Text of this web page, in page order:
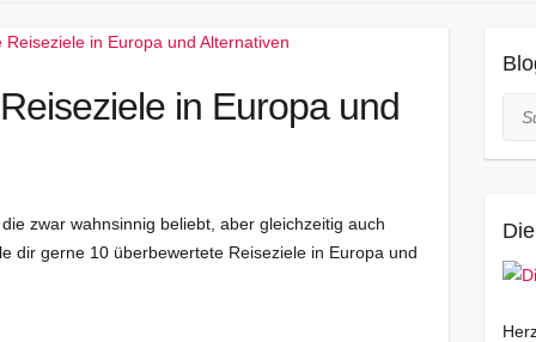
in Europa und
zwar wahnsinnig beliebt, aber gleichzeitig auch
dir gerne 10 überbewertete Reiseziele in Europa und